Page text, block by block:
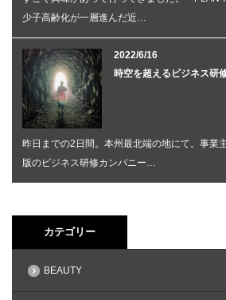
少子高齢化が一層進んだ近…
2022/6/16
時空を超えるビジネス研
昨日までの2日間。本州最北端の地にて。事業
版のビジネス研修カンパニー…
カテゴリー
BEAUTY